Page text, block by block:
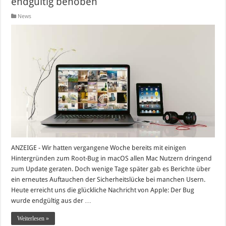
News
ANZEIGE - Wir hatten vergangene Woche bereits mit einigen
Hintergründen zum Root-Bug in macOS allen Mac Nutzern dringend
zum Update geraten. Doch wenige Tage später gab es Berichte über
ein erneutes Auftauchen der Sicherheitslücke bei manchen Usern.
Heute erreicht uns die glückliche Nachricht von Apple: Der Bug
wurde endgültig aus der …
Weiterlesen »